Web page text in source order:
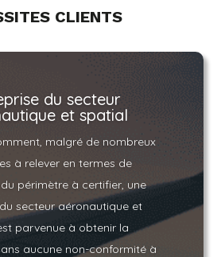
CLIENTS
du secteur
et spatial
malgré de nombreux
à relever en termes de
périmètre à certifier, une
secteur aéronautique et
parvenue à obtenir la
aucune non-conformité à